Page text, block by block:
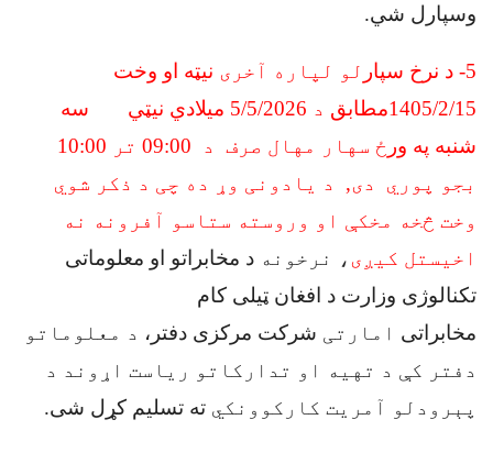
وسپارل شي.
5
- د نرخ سپار لو لپاره آخری نیټه او وخت
1405/2/15مطابق
د
/5/2026 میلادي نیټي سه
شنبه په ور ځ سهار مهال صرف د 09:00
بجو پوري دی,
د یادونی وړ ده چی د ذکر شوي
وخت څخه مخکې او وروسته ستاسو آفرونه نه
اخیستل کیږی ، نرخونه د مخابراتو او معلوماتی
تکنالوژی وزارت د افغان ټیلی کام
مخابراتی امارتی شرکت مرکزی دفتر، د معلوماتو
دفتر کې د تهیه او تدارکاتو ریاست اړوند د
پېرودلو آمریت کارکوونکي ته تسلیم کړل شی.